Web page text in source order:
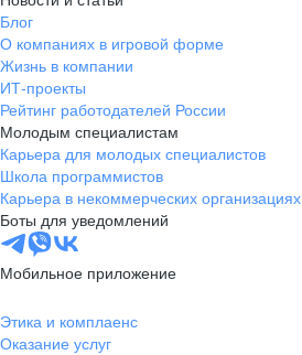
Блог
О компаниях в игровой форме
Жизнь в компании
ИТ-проекты
Рейтинг работодателей России
Молодым специалистам
Карьера для молодых специалистов
Школа программистов
Карьера в некоммерческих организациях
Боты для уведомлений
Мобильное приложение
Этика и комплаенс
Оказание услуг